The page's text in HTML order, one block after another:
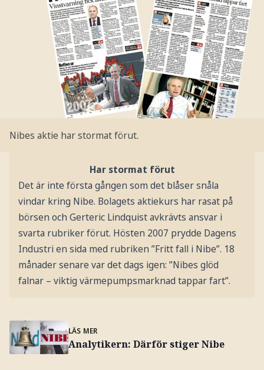
Nibes aktie har stormat förut.
Har stormat förut
Det är inte första gången som det blåser snåla
vindar kring Nibe. Bolagets aktiekurs har rasat på
börsen och Gerteric Lindquist avkrävts ansvar i
svarta rubriker förut. Hösten 2007 prydde Dagens
Industri en sida med rubriken ”Fritt fall i Nibe”. 18
månader senare var det dags igen: ”Nibes glöd
falnar – viktig värmepumpsmarknad tappar fart”.
LÄS MER
Analytikern: Därför stiger Nibe